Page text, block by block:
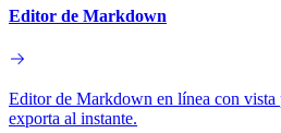
Editor de Markdown
Editor de Markdown en línea con
exporta al instante.